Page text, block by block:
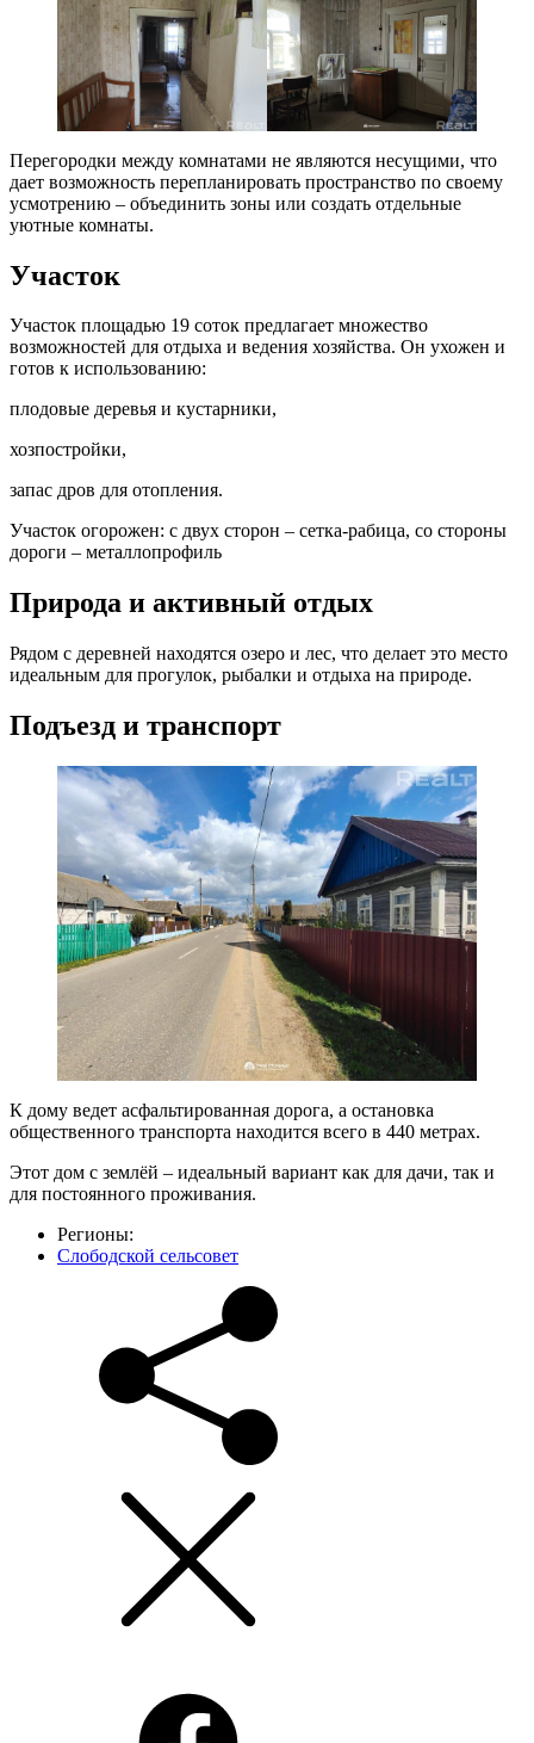
Перегородки между комнатами не являются несущими, что
дает возможность перепланировать пространство по своему
усмотрению – объединить зоны или создать отдельные
уютные комнаты.
Участок
Участок площадью 19 соток предлагает множество
возможностей для отдыха и ведения хозяйства. Он ухожен и
готов к использованию:
плодовые деревья и кустарники,
хозпостройки,
запас дров для отопления.
Участок огорожен: с двух сторон – сетка-рабица, со стороны
дороги – металлопрофиль
Природа и активный отдых
Рядом с деревней находятся озеро и лес, что делает это место
идеальным для прогулок, рыбалки и отдыха на природе.
Подъезд и транспорт
К дому ведет асфальтированная дорога, а остановка
общественного транспорта находится всего в 440 метрах.
Этот дом с землёй – идеальный вариант как для дачи, так и
для постоянного проживания.
Регионы:
Слободской сельсовет